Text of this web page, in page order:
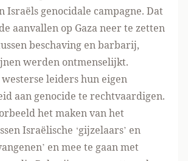
Israëls genocidale campagne. Dat
aanvallen op Gaza neer te zetten
beschaving en barbarij,
werden ontmenselijkt.
leiders hun eigen
aan genocide te rechtvaardigen.
het maken van het
Israëlische ‘gijzelaars’ en
en mee te gaan met